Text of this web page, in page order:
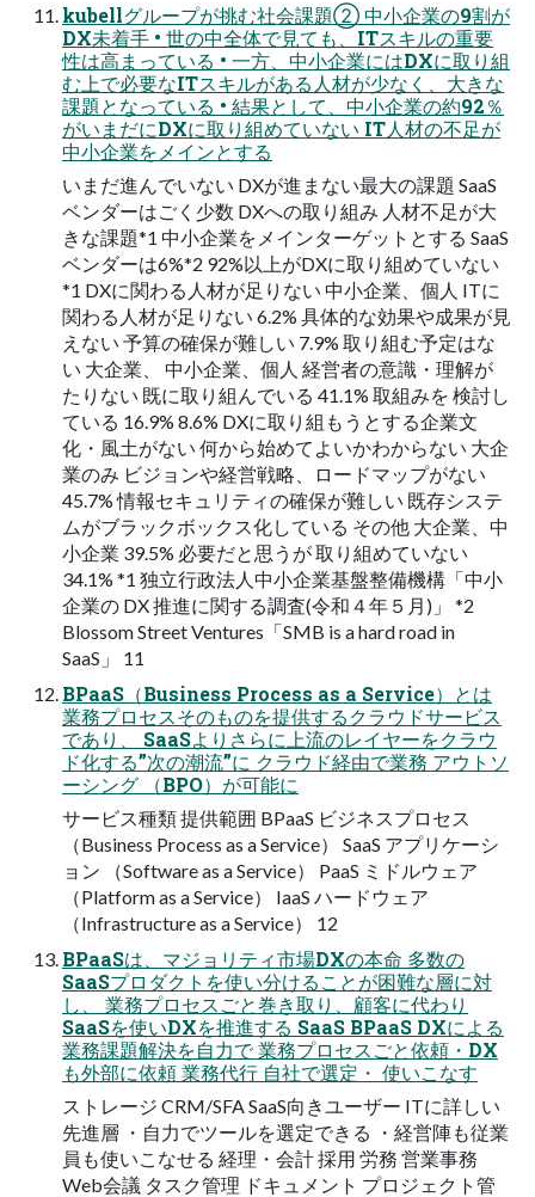
kubellグループが挑む社会課題② 中小企業の9割が
DX未着手 • 世の中全体で見ても、ITスキルの重要
性は高まっている • 一方、中小企業にはDXに取り組
む上で必要なITスキルがある人材が少なく、大きな
課題となっている • 結果として、中小企業の約92％
がいまだにDXに取り組めていない IT人材の不足が
中小企業をメインとする
いまだ進んでいない DXが進まない最大の課題 SaaS
ベンダーはごく少数 DXへの取り組み 人材不足が大
きな課題*1 中小企業をメインターゲットとする SaaS
ベンダーは6%*2 92%以上がDXに取り組めていない
*1 DXに関わる人材が足りない 中小企業、個人 ITに
関わる人材が足りない 6.2% 具体的な効果や成果が見
えない 予算の確保が難しい 7.9% 取り組む予定はな
い 大企業、 中小企業、個人 経営者の意識・理解が
たりない 既に取り組んでいる 41.1% 取組みを 検討し
ている 16.9% 8.6% DXに取り組もうとする企業文
化・風土がない 何から始めてよいかわからない 大企
業のみ ビジョンや経営戦略、ロードマップがない
45.7% 情報セキュリティの確保が難しい 既存システ
ムがブラックボックス化している その他 大企業、中
小企業 39.5% 必要だと思うが 取り組めていない
34.1% *1 独立行政法人中小企業基盤整備機構「中小
企業の DX 推進に関する調査(令和４年５月)」 *2
Blossom Street Ventures「SMB is a hard road in
SaaS」 11
BPaaS（Business Process as a Service）とは
業務プロセスそのものを提供するクラウドサービス
であり、 SaaSよりさらに上流のレイヤーをクラウ
ド化する”次の潮流”に クラウド経由で業務 アウトソ
ーシング （BPO）が可能に
サービス種類 提供範囲 BPaaS ビジネスプロセス
（Business Process as a Service） SaaS アプリケーシ
ョン （Software as a Service） PaaS ミドルウェア
（Platform as a Service） IaaS ハードウェア
（Infrastructure as a Service） 12
BPaaSは、マジョリティ市場DXの本命 多数の
SaaSプロダクトを使い分けることが困難な層に対
し、 業務プロセスごと巻き取り、顧客に代わり
SaaSを使いDXを推進する SaaS BPaaS DXによる
業務課題解決を自力で 業務プロセスごと依頼・DX
も外部に依頼 業務代行 自社で選定・ 使いこなす
ストレージ CRM/SFA SaaS向きユーザー ITに詳しい
先進層 ・自力でツールを選定できる ・経営陣も従業
員も使いこなせる 経理・会計 採用 労務 営業事務
Web会議 タスク管理 ドキュメント プロジェクト管